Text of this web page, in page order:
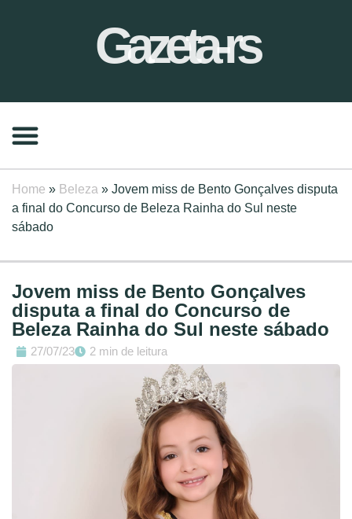
Gazeta-rs
Home » Beleza » Jovem miss de Bento Gonçalves disputa
a final do Concurso de Beleza Rainha do Sul neste
sábado
Jovem miss de Bento Gonçalves
disputa a final do Concurso de
Beleza Rainha do Sul neste sábado
27/07/23 2 min de leitura